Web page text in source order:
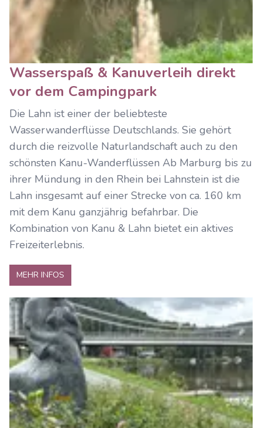
Wasserspaß & Kanuverleih direkt
vor dem Campingpark
Die Lahn ist einer der beliebteste
Wasserwanderflüsse Deutschlands. Sie gehört
durch die reizvolle Naturlandschaft auch zu den
schönsten Kanu-Wanderflüssen Ab Marburg bis zu
ihrer Mündung in den Rhein bei Lahnstein ist die
Lahn insgesamt auf einer Strecke von ca. 160 km
mit dem Kanu ganzjährig befahrbar. Die
Kombination von Kanu & Lahn bietet ein aktives
Freizeiterlebnis.
MEHR INFOS